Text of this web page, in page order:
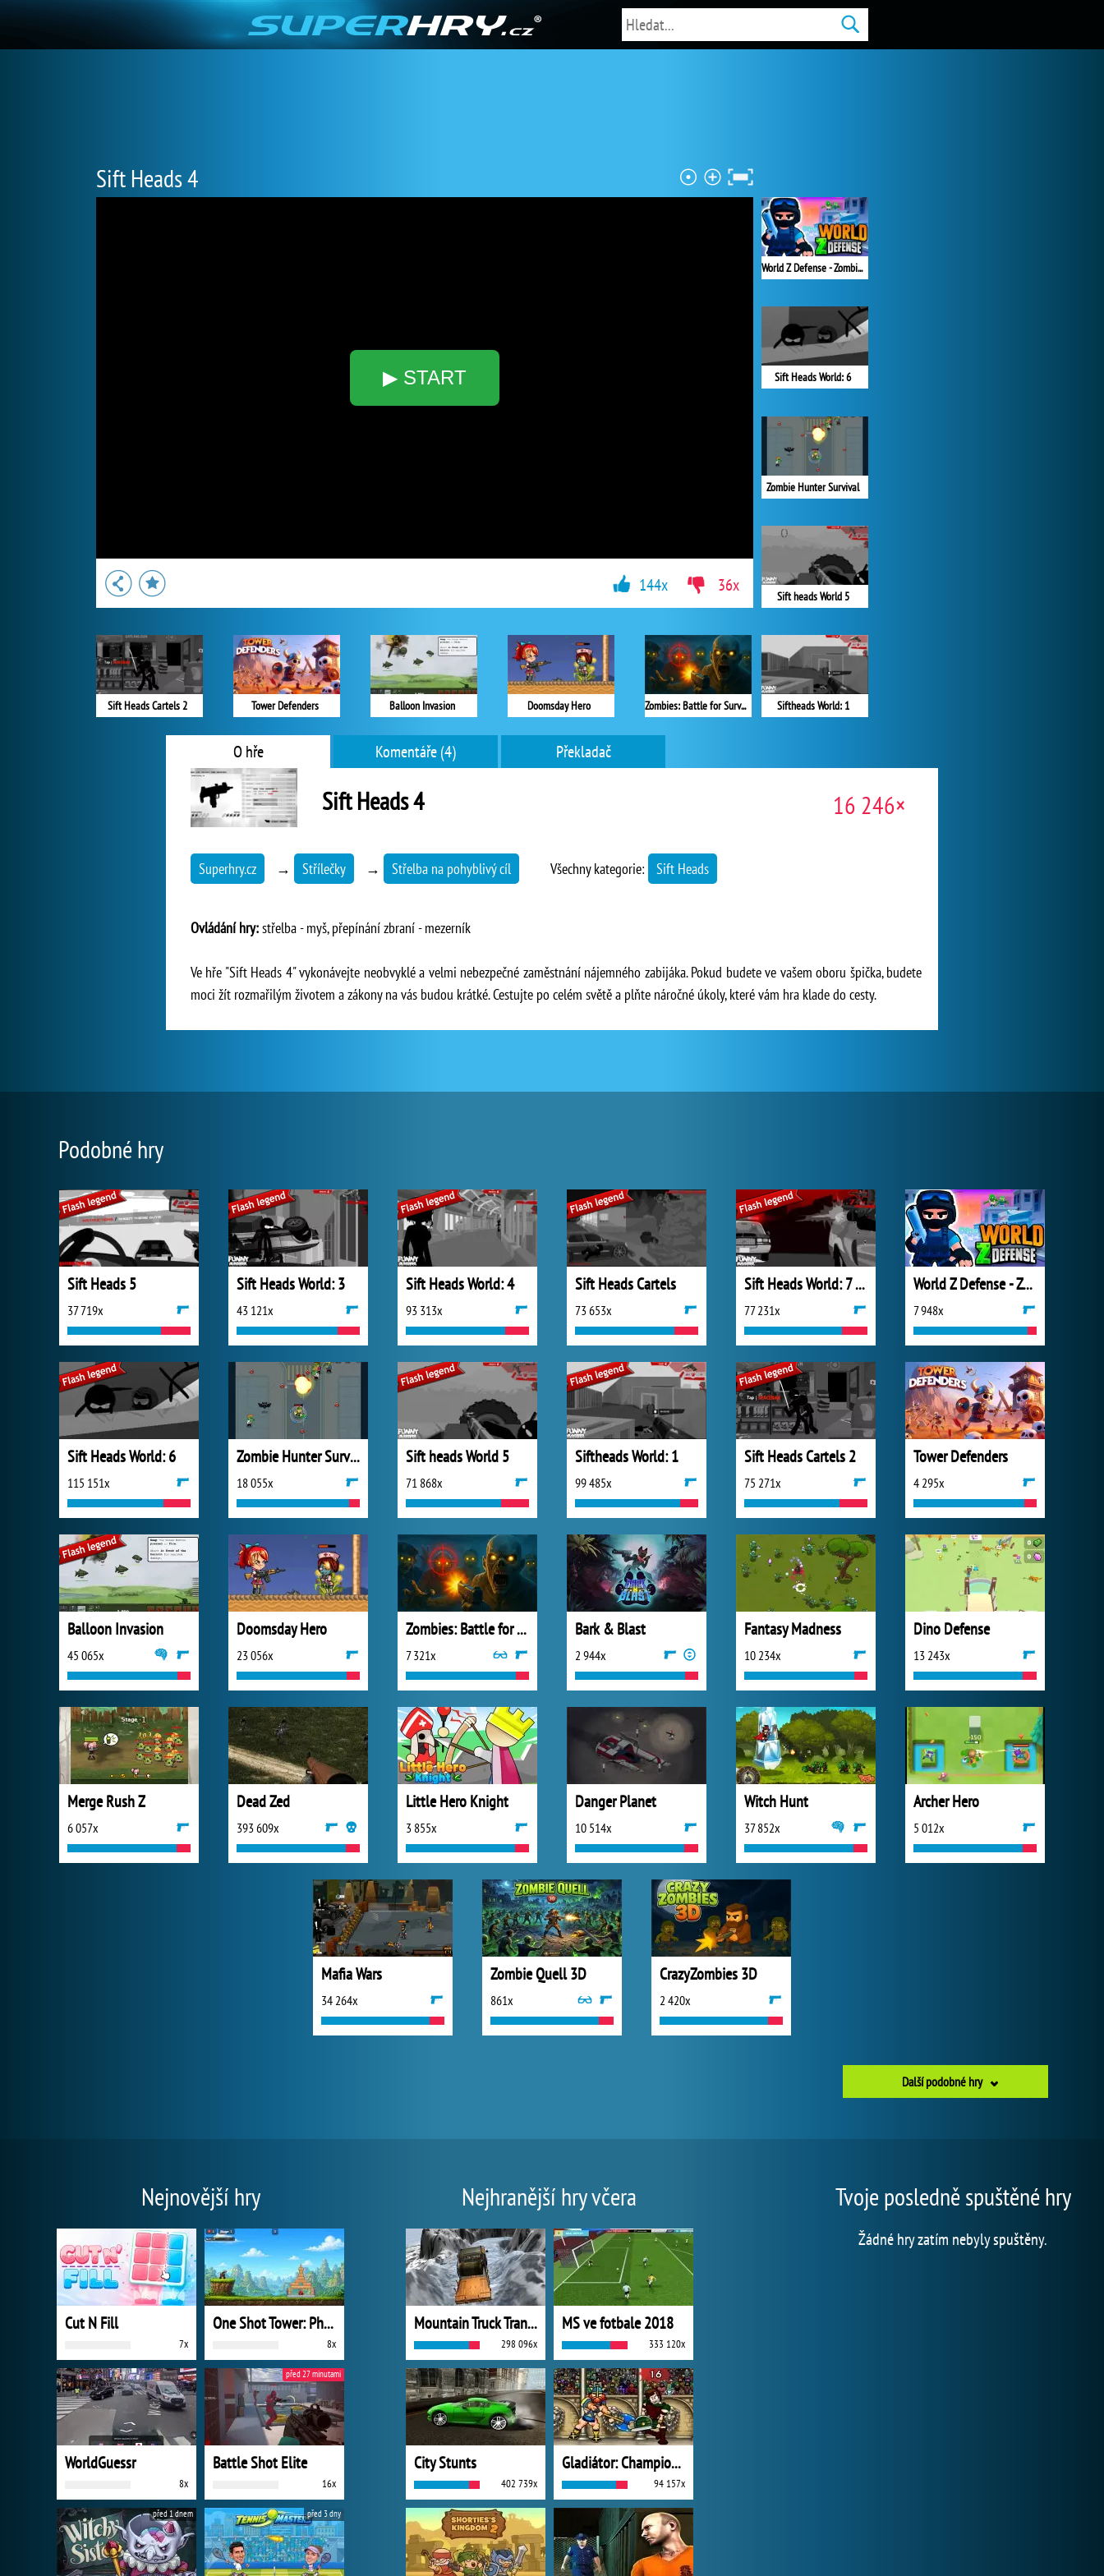
Sift Heads 4
▶ START
World Z Defense - Zombie Defense
Sift Heads World: 6
Zombie Hunter Survival
Sift heads World 5
Siftheads World: 1
Sift Heads Cartels 2 Tower Defenders Balloon Invasion Doomsday Hero Zombies: Battle for Survival
144x 36x
O hře Komentáře (4) Překladač
Sift Heads 4 16 246×
Superhry.cz → Střílečky → Střelba na pohyblivý cíl Všechny kategorie: Sift Heads
Ovládání hry:střelba - myš, přepínání zbraní - mezerník
Ve hře "Sift Heads 4" vykonávejte neobvyklé a velmi nebezpečné zaměstnání nájemného zabijáka. Pokud budete ve vašem oboru špička, budete
moci žít rozmařilým životem a zákony na vás budou krátké. Cestujte po celém světě a plňte náročné úkoly, které vám hra klade do cesty.
Podobné hry
Sift Heads 5
37 719x
Sift Heads World: 3
43 121x
Sift Heads World: 4
93 313x
Sift Heads Cartels
73 653x
Sift Heads World: 7 Ultimatum
77 231x
World Z Defense - Zombie Defense
7 948x
Sift Heads World: 6
115 151x
Zombie Hunter Survival
18 055x
Sift heads World 5
71 868x
Siftheads World: 1
99 485x
Sift Heads Cartels 2
75 271x
Tower Defenders
4 295x
Balloon Invasion
45 065x
Doomsday Hero
23 056x
Zombies: Battle for Survival
7 321x
Bark & Blast
2 944x
Fantasy Madness
10 234x
Dino Defense
13 243x
Merge Rush Z
6 057x
Dead Zed
393 609x
Little Hero Knight
3 855x
Danger Planet
10 514x
Witch Hunt
37 852x
Archer Hero
5 012x
Mafia Wars
34 264x
Zombie Quell 3D
861x
CrazyZombies 3D
2 420x
Další podobné hry
Nejnovější hry
Cut N Fill
7x
One Shot Tower: Physics Destroyer
8x
WorldGuessr
8x
Battle Shot Elite
16x
před 27 minutami
před 1 dnem před 3 dny
Nejhranější hry včera
Mountain Truck Transport
298 096x
MS ve fotbale 2018
333 120x
City Stunts
402 739x
Gladiátor: Champions Sprint
94 157x
Tvoje posledně spuštěné hry
Žádné hry zatím nebyly spuštěny.